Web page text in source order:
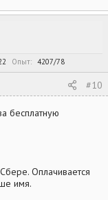
Опыт 4207/78
#10
бесплатную
Оплачивается
имя.